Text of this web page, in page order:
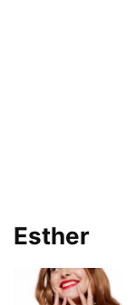
Esther